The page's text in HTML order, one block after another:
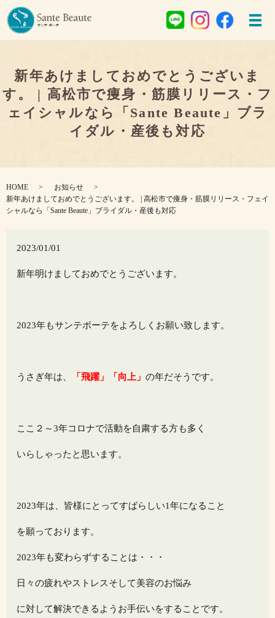
新年あけましておめでとうございま
す。 | 高松市で痩身・筋膜リリース・フ
ェイシャルなら「Sante Beaute」ブラ
イダル・産後も対応
HOME
お知らせ
新年あけましておめでとうございます。 | 高松市で痩身・筋膜リリース・フェイ
シャルなら「Sante Beaute」ブライダル・産後も対応
2023/01/01
新年明けましておめでとうございます。
2023年もサンテボーテをよろしくお願い致します。
うさぎ年は、 「飛躍」「向上」の年だそうです。
ここ２～3年コロナで活動を自粛する方も多く
いらしゃったと思います。
2023年は、皆様にとってすばらしい1年になること
を願っております。
2023年も変わらずすることは・・・
日々の疲れやストレスそして美容のお悩み
に対して解決できるようお手伝いをすることです。